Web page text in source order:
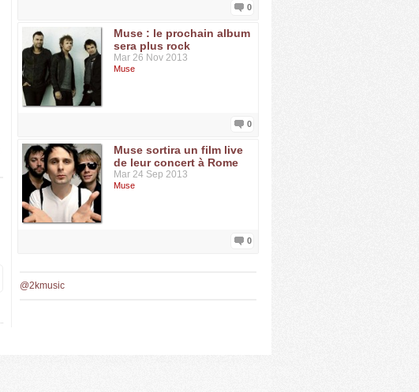
0
Muse : le prochain album
sera plus rock
Mar 26 Nov 2013
Muse
0
Muse sortira un film live
de leur concert à Rome
Mar 24 Sep 2013
Muse
0
@2kmusic